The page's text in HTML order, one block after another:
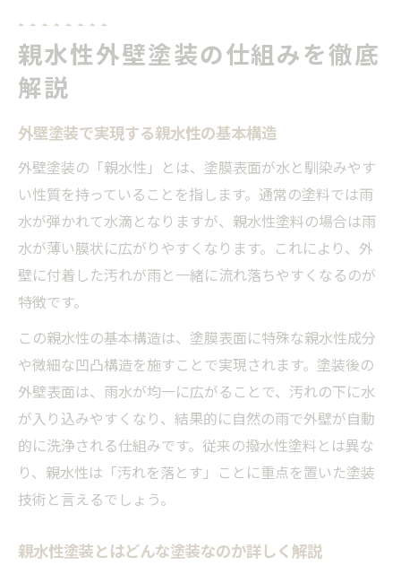
親水性塗料のセルフクリーニング機能に注
目
美観とコスト削減へ導く親水性の魅力
親水性塗装で美観維持が手間なく続く理由
親水性が高い塗料で自動的に汚れが落ちる
仕組み
親水 コート外壁メンテナンスの負担軽減効
果
親水性塗装によるコスト削減の実例と比較
親水性塗料でメンテナンスの悩み解消
外壁塗装で親水性塗料を選ぶメリット
親水性塗料によるメンテナンス頻度の違い
親水性塗装でレンジフードの汚れ対策も実
現
る方法
親水性外壁塗装の仕組みを徹底
解説
外壁塗装で実現する親水性の基本構造
外壁塗装の「親水性」とは、塗膜表面が水と馴染みやす
い性質を持っていることを指します。通常の塗料では雨
水が弾かれて水滴となりますが、親水性塗料の場合は雨
水が薄い膜状に広がりやすくなります。これにより、外
壁に付着した汚れが雨と一緒に流れ落ちやすくなるのが
特徴です。
この親水性の基本構造は、塗膜表面に特殊な親水性成分
や微細な凹凸構造を施すことで実現されます。塗装後の
外壁表面は、雨水が均一に広がることで、汚れの下に水
が入り込みやすくなり、結果的に自然の雨で外壁が自動
的に洗浄される仕組みです。従来の撥水性塗料とは異な
り、親水性は「汚れを落とす」ことに重点を置いた塗装
技術と言えるでしょう。
親水性塗装とはどんな塗装なのか詳しく解説